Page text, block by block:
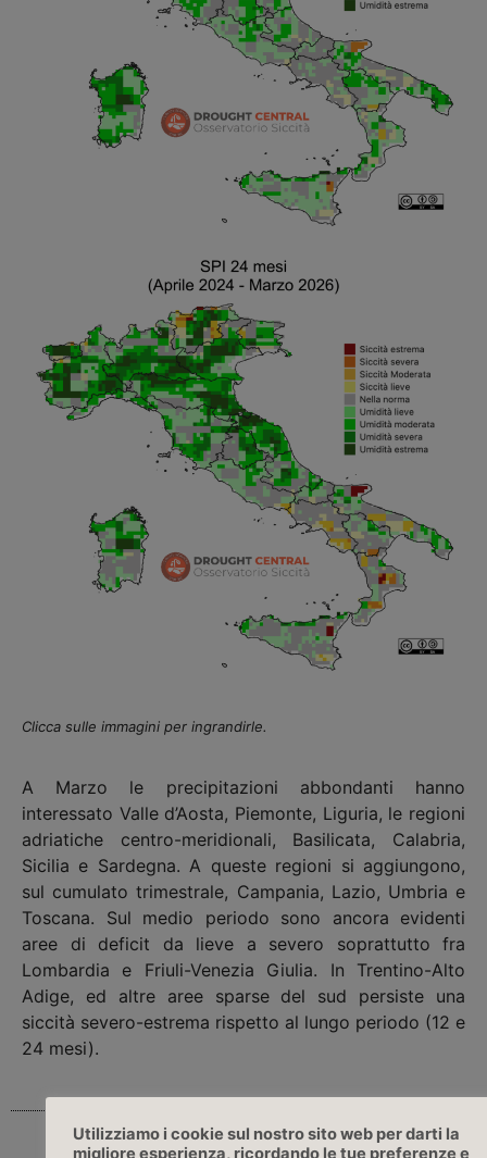
Clicca sulle immagini per ingrandirle.
A Marzo le precipitazioni abbondanti hanno
interessato Valle d’Aosta, Piemonte, Liguria, le regioni
adriatiche centro-meridionali, Basilicata, Calabria,
Sicilia e Sardegna. A queste regioni si aggiungono,
sul cumulato trimestrale, Campania, Lazio, Umbria e
Toscana. Sul medio periodo sono ancora evidenti
aree di deficit da lieve a severo soprattutto fra
Lombardia e Friuli-Venezia Giulia. In Trentino-Alto
Adige, ed altre aree sparse del sud persiste una
siccità severo-estrema rispetto al lungo periodo (12 e
24 mesi).
Utilizziamo i cookie sul nostro sito web per darti la
migliore esperienza, ricordando le tue preferenze e